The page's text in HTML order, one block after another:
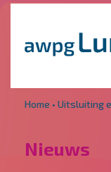
Home • Uitsluiting
Nieuws